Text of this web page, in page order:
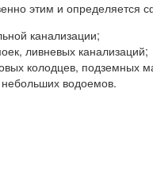
этим и определяется
канализации;
ливневых канализаций;
колодцев, подземных
водоемов.